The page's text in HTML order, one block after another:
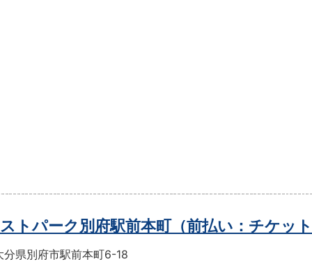
ストパーク別府駅前本町（前払い：チケッ
分県別府市駅前本町6-18